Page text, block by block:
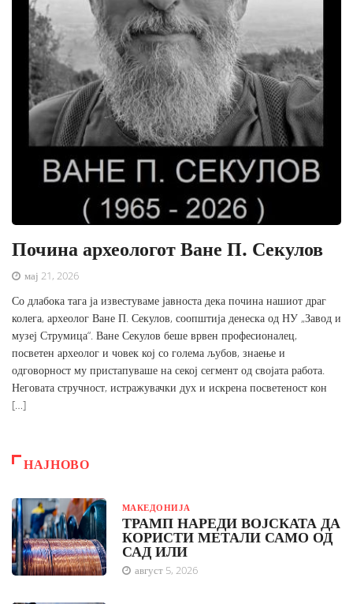
Почина археологот Ване П. Секулов
мај 21, 2026
Со длабока тага ја известуваме јавноста дека почина нашиот драг
колега, археолог Ване П. Секулов, соопштија денеска од НУ „Завод и
музеј Струмица“. Ване Секулов беше врвен професионалец,
посветен археолог и човек кој со голема љубов, знаење и
одговорност му пристапуваше на секој сегмент од својата работа.
Неговата стручност, истражувачки дух и искрена посветеност кон
[…]
НАЈНОВО
МАКЕДОНИЈА
ТРАМП НАРЕДИ ВОЈСКАТА ДА
КОРИСТИ МЕТАЛИ САМО ОД
САД ИЛИ
август 5, 2026